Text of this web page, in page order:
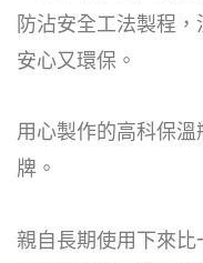
防沾安全工法製程
安心又環保。
用心製作的高科保
牌。
親自長期使用下來